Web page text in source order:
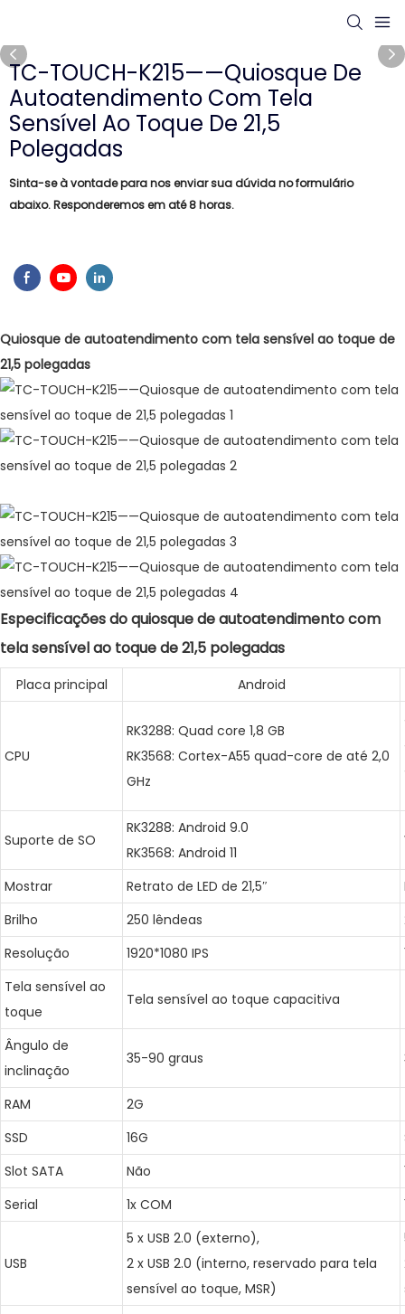
TC-TOUCH-K215——Quiosque De
Autoatendimento Com Tela
Sensível Ao Toque De 21,5
Polegadas
Sinta-se à vontade para nos enviar sua dúvida no formulário
abaixo. Responderemos em até 8 horas.
Quiosque de autoatendimento com tela sensível ao toque de
21,5 polegadas
Especificações do quiosque de autoatendimento com
tela sensível ao toque de 21,5 polegadas
Placa principal Android
CPU
RK3288: Quad core 1,8 GB
RK3568: Cortex-A55 quad-core de até 2,0
GHz
Suporte de SO
RK3288: Android 9.0
RK3568: Android 11
Mostrar Retrato de LED de 21,5″
Brilho
250 lêndeas
Resolução
1920*1080 IPS
Tela sensível ao
toque
Tela sensível ao toque capacitiva
Ângulo de
inclinação
35-90 graus
RAM 2G
SSD
16G
Slot SATA
Não
Serial
1x COM
USB
5 x USB 2.0 (externo),
2 x USB 2.0 (interno, reservado para tela
sensível ao toque, MSR)